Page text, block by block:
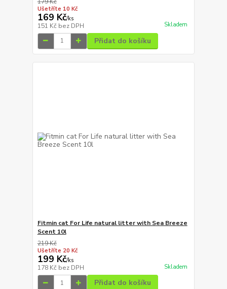
Ušetříte 10 Kč
169 Kč/ks
151 Kč bez DPH Skladem
Přidat do košíku
Fitmin cat For Life natural litter with Sea Breeze
Scent 10l
219 Kč
Ušetříte 20 Kč
199 Kč/ks
178 Kč bez DPH Skladem
Přidat do košíku